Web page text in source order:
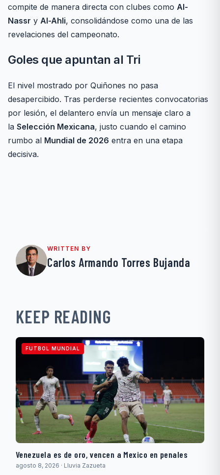
compite de manera directa con clubes como Al-
Nassr y Al-Ahli, consolidándose como una de las
revelaciones del campeonato.
Goles que apuntan al Tri
El nivel mostrado por Quiñones no pasa
desapercibido. Tras perderse recientes convocatorias
por lesión, el delantero envía un mensaje claro a
la Selección Mexicana, justo cuando el camino
rumbo al Mundial de 2026 entra en una etapa
decisiva.
WRITTEN BY
Carlos Armando Torres Bujanda
KEEP READING
FUTBOL MUNDIAL
Venezuela es de oro, vencen a Mexico en penales
agosto 8, 2026 · Lluvia Zazueta